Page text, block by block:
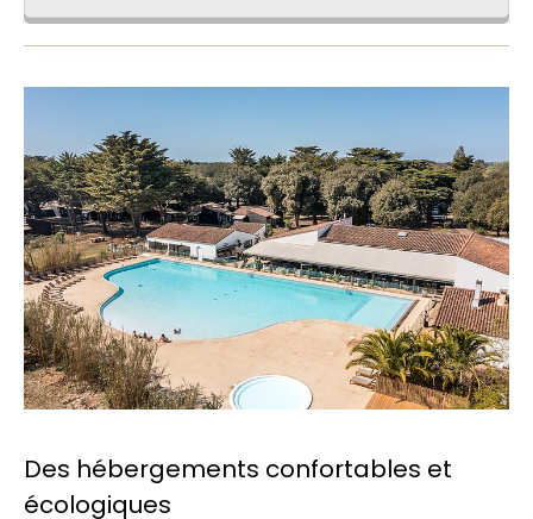
Des hébergements confortables et
écologiques